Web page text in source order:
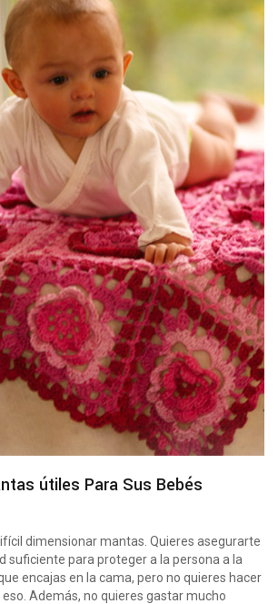
útiles Para Sus Bebés
dimensionar mantas. Quieres asegurarte
suficiente para proteger a la persona a la
encajas en la cama, pero no quieres hacer
Además, no quieres gastar mucho